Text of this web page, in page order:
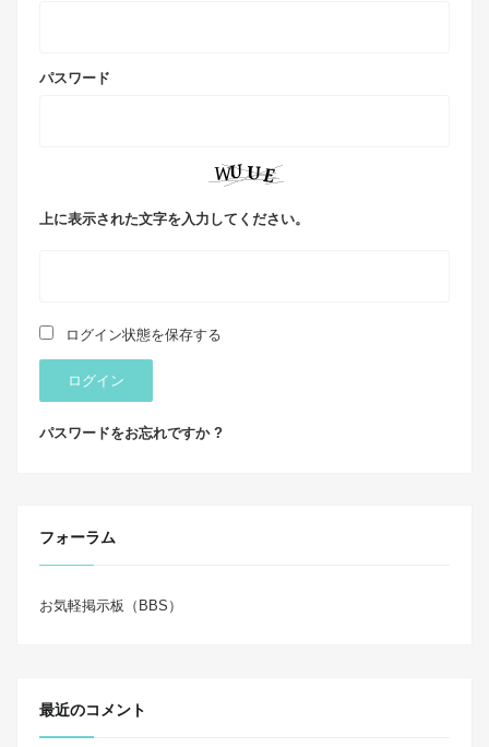
パスワード
上に表示された文字を入力してください。
ログイン状態を保存する
ログイン
パスワードをお忘れですか ?
フォーラム
お気軽掲示板（BBS）
最近のコメント